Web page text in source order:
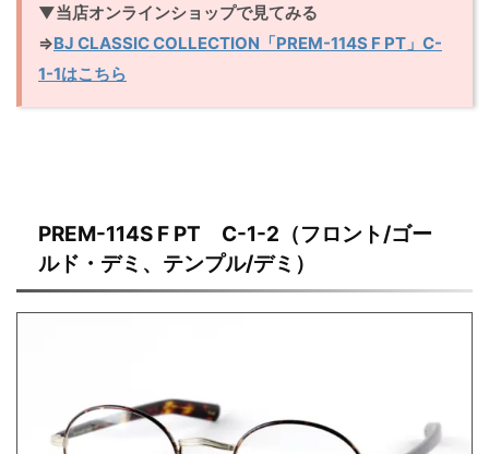
▼当店オンラインショップで見てみる
⇒BJ CLASSIC COLLECTION「PREM-114S F PT」C-
1-1はこちら
PREM-114S F PT C-1-2（フロント/ゴー
ルド・デミ、テンプル/デミ）